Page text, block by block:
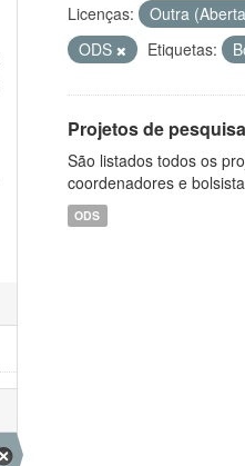
Licenças: Outra
ODS
Etiquetas:
Projetos de
São listados todos os
coordenadores e
ODS